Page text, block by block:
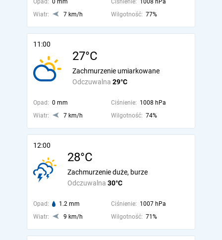
Opad: 0 mm Ciśnienie: 1008 hPa
Wiatr:
7 km/h Wilgotność: 77%
11:00
27°C
Odczuwalna 29°C
Zachmurzenie umiarkowane
Opad: 0 mm Ciśnienie: 1008 hPa
Wiatr:
7 km/h Wilgotność: 74%
12:00
28°C
Odczuwalna 30°C
Zachmurzenie duże, burze
Opad: 1.2 mm Ciśnienie: 1007 hPa
Wiatr:
9 km/h Wilgotność: 71%